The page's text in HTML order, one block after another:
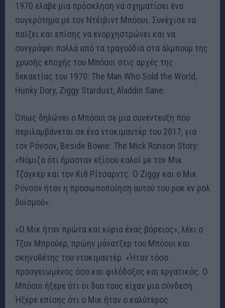
1970 έλαβε μια πρόσκληση να σχηματίσει ένα
συγκρότημα με τον Ντέιβιντ Μπόουι. Συνέχισε να
παίζει και επίσης να ενορχηστρώνει και να
συνγράφει πολλά από τα τραγούδια στα άλμπουμ της
χρυσής εποχής του Μπόουι στις αρχές της
δεκαετίας του 1970: The Man Who Sold the World,
Hunky Dory, Ziggy Stardust, Aladdin Sane.
Όπως δηλώνει ο Μπόουι σε μια συνέντευξη που
περιλαμβάνεται σε ένα ντοκιμαντέρ του 2017, για
τον Ρόνσον, Beside Bowie: The Mick Ronson Story:
«Νόμιζα ότι ήμασταν εξίσου καλοί με τον Μικ
Τζάγκερ και τον Κιθ Ρίτσαρντς. Ο Ziggy και ο Μικ
Ρόνσον ήταν η προσωποποίηση αυτού του ροκ εν ρολ
δυϊσμού».
«Ο Μικ ήταν πρώτα και κύρια ένας βόρειος», λέει ο
Τζον Μπρούερ, πρώην μάνατζερ του Μπόουι και
σκηνοθέτης του ντοκιμαντέρ. «Ήταν τόσο
προσγειωμένος όσο και φιλόδοξος και εργατικός. Ο
Μπόουι ήξερε ότι οι δυο τους είχαν μια σύνδεση.
Ήξερε επίσης ότι ο Μικ ήταν ο καλύτερος